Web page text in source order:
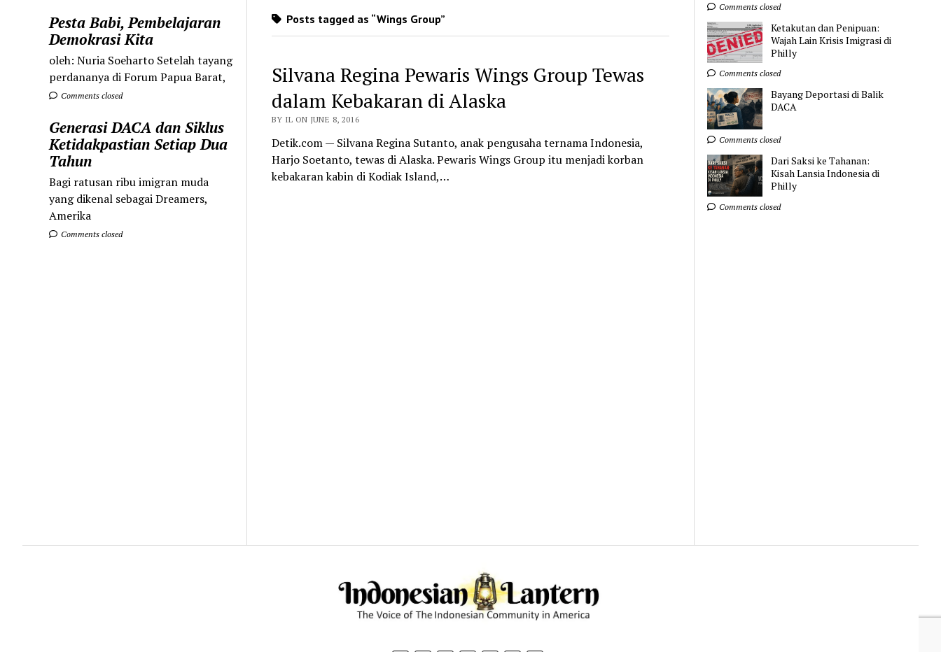
Pesta Babi, Pembelajaran
Demokrasi Kita
oleh: Nuria Soeharto Setelah tayang
perdananya di Forum Papua Barat,
Comments closed
Generasi DACA dan Siklus
Ketidakpastian Setiap Dua
Tahun
Bagi ratusan ribu imigran muda
yang dikenal sebagai Dreamers,
Amerika
Comments closed
Posts tagged as “Wings Group”
Silvana Regina Pewaris Wings Group Tewas
dalam Kebakaran di Alaska
BY IL ON JUNE 8, 2016
Detik.com — Silvana Regina Sutanto, anak pengusaha ternama Indonesia,
Harjo Soetanto, tewas di Alaska. Pewaris Wings Group itu menjadi korban
kebakaran kabin di Kodiak Island,…
Comments closed
Ketakutan dan Penipuan:
Wajah Lain Krisis Imigrasi di
Philly
Comments closed
Bayang Deportasi di Balik
DACA
Comments closed
Dari Saksi ke Tahanan:
Kisah Lansia Indonesia di
Philly
Comments closed